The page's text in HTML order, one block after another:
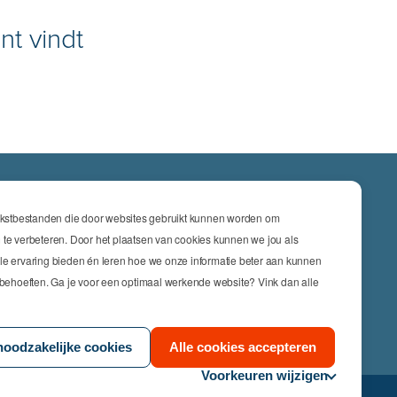
die door websites gebruikt kunnen worden om
verbeteren. Door het plaatsen van cookies kunnen we jou als
ervaring bieden én leren hoe we onze informatie beter aan kunnen
Ga je voor een optimaal werkende website? Vink dan alle
cookies
Alle cookies accepteren
Voorkeuren wijzigen
vindt
& Engineering